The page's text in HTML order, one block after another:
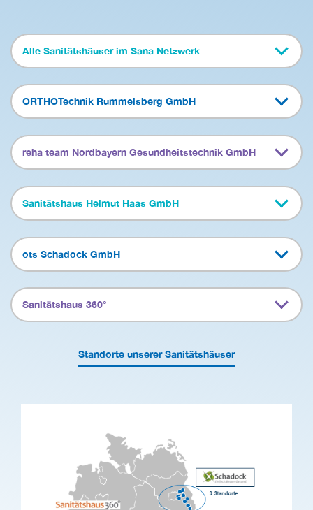
Alle Sanitätshäuser im Sana Netzwerk
ORTHOTechnik Rummelsberg GmbH
reha team Nordbayern Gesundheitstechnik GmbH
Sanitätshaus Helmut Haas GmbH
ots Schadock GmbH
Sanitätshaus 360°
Standorte unserer Sanitätshäuser